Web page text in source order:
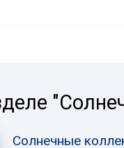
Солнечные